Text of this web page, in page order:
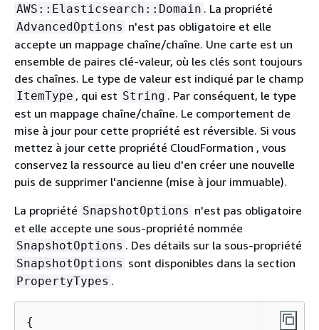
AWS::Elasticsearch::Domain . La propriété
AdvancedOptions n'est pas obligatoire et elle
accepte un mappage chaîne/chaîne. Une carte est un
ensemble de paires clé-valeur, où les clés sont toujours
des chaînes. Le type de valeur est indiqué par le champ
ItemType , qui est String . Par conséquent, le type
est un mappage chaîne/chaîne. Le comportement de
mise à jour pour cette propriété est réversible. Si vous
mettez à jour cette propriété CloudFormation , vous
conservez la ressource au lieu d'en créer une nouvelle
puis de supprimer l'ancienne (mise à jour immuable).
La propriété SnapshotOptions n'est pas obligatoire
et elle accepte une sous-propriété nommée
SnapshotOptions . Des détails sur la sous-propriété
SnapshotOptions sont disponibles dans la section
PropertyTypes .
{